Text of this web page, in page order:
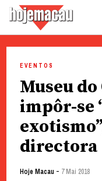
content
EVENTOS
Museu
impôr-se
directora
Hoje Macau - 7 Mai 2018